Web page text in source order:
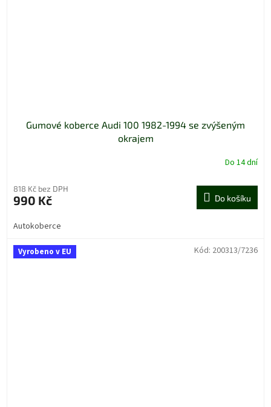
Gumové koberce Audi 100 1982-1994 se zvýšeným
okrajem
Do 14 dní
818 Kč bez DPH
990 Kč Do košíku
Autokoberce
Vyrobeno v EU Kód: 200313/7236